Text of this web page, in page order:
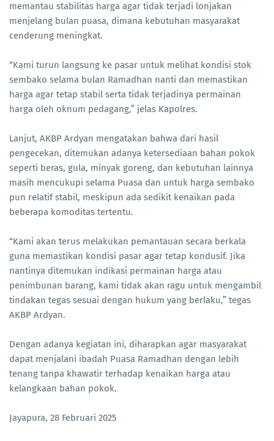
memantau stabilitas harga agar tidak terjadi lonjakan
menjelang bulan puasa, dimana kebutuhan masyarakat
cenderung meningkat.
“Kami turun langsung ke pasar untuk melihat kondisi stok
sembako selama bulan Ramadhan nanti dan memastikan
harga agar tetap stabil serta tidak terjadinya permainan
harga oleh oknum pedagang,” jelas Kapolres.
Lanjut, AKBP Ardyan mengatakan bahwa dari hasil
pengecekan, ditemukan adanya ketersediaan bahan pokok
seperti beras, gula, minyak goreng, dan kebutuhan lainnya
masih mencukupi selama Puasa dan untuk harga sembako
pun relatif stabil, meskipun ada sedikit kenaikan pada
beberapa komoditas tertentu.
“Kami akan terus melakukan pemantauan secara berkala
guna memastikan kondisi pasar agar tetap kondusif. Jika
nantinya ditemukan indikasi permainan harga atau
penimbunan barang, kami tidak akan ragu untuk mengambil
tindakan tegas sesuai dengan hukum yang berlaku,” tegas
AKBP Ardyan.
Dengan adanya kegiatan ini, diharapkan agar masyarakat
dapat menjalani ibadah Puasa Ramadhan dengan lebih
tenang tanpa khawatir terhadap kenaikan harga atau
kelangkaan bahan pokok.
Jayapura, 28 Februari 2025